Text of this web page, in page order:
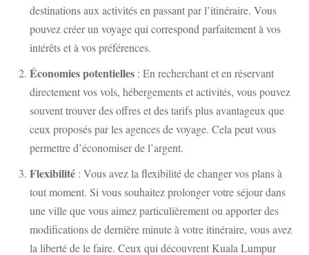
destinations aux activités en passant par l’itinéraire. Vous
pouvez créer un voyage qui correspond parfaitement à vos
intérêts et à vos préférences.
Économies potentielles : En recherchant et en réservant
directement vos vols, hébergements et activités, vous pouvez
souvent trouver des offres et des tarifs plus avantageux que
ceux proposés par les agences de voyage. Cela peut vous
permettre d’économiser de l’argent.
Flexibilité : Vous avez la flexibilité de changer vos plans à
tout moment. Si vous souhaitez prolonger votre séjour dans
une ville que vous aimez particulièrement ou apporter des
modifications de dernière minute à votre itinéraire, vous avez
la liberté de le faire. Ceux qui découvrent Kuala Lumpur